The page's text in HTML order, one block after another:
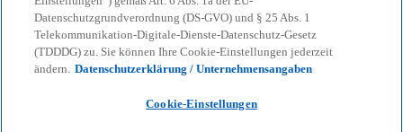
Restaurant- und
Verpflegungsdienstleistun
gen
Datenschutzgrundverordnung (DS-GVO) und § 25 Abs. 1
Telekommunikation-Digitale-Dienste-Datenschutz-Gesetz
(TDDDG) zu. Sie können Ihre Cookie-Einstellungen jederzeit
ändern. Datenschutzerklärung / Unternehmensangaben
Cookie-Einstellungen